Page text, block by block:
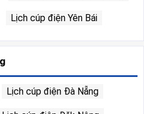
Lịch cúp điện Yên Bái
Lịch cúp điện Đà Nẵng